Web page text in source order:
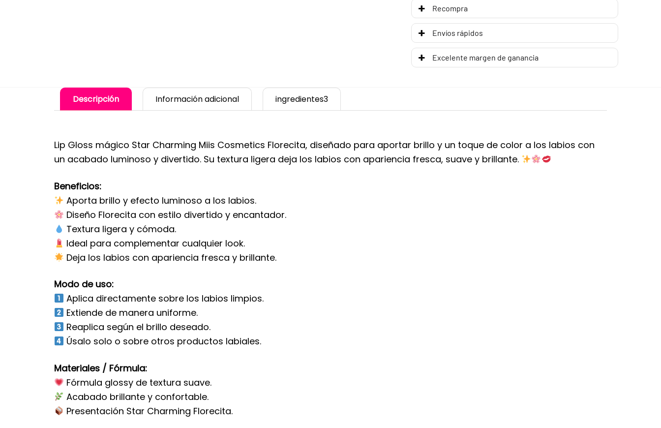
Recompra
Envíos rápidos
Excelente margen de ganancia
Descripción Información adicional ingredientes3
Lip Gloss mágico Star Charming Miis Cosmetics Florecita, diseñado para aportar brillo y un toque de color a los labios con
un acabado luminoso y divertido. Su textura ligera deja los labios con apariencia fresca, suave y brillante.
Beneficios:
Aporta brillo y efecto luminoso a los labios.
Diseño Florecita con estilo divertido y encantador.
Textura ligera y cómoda.
Ideal para complementar cualquier look.
Deja los labios con apariencia fresca y brillante.
Modo de uso:
Aplica directamente sobre los labios limpios.
Extiende de manera uniforme.
Reaplica según el brillo deseado.
Úsalo solo o sobre otros productos labiales.
Materiales / Fórmula:
Fórmula glossy de textura suave.
Acabado brillante y confortable.
Presentación Star Charming Florecita.